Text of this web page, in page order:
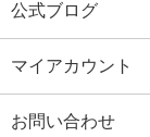
公式ブログ
マイアカウント
お問い合わせ